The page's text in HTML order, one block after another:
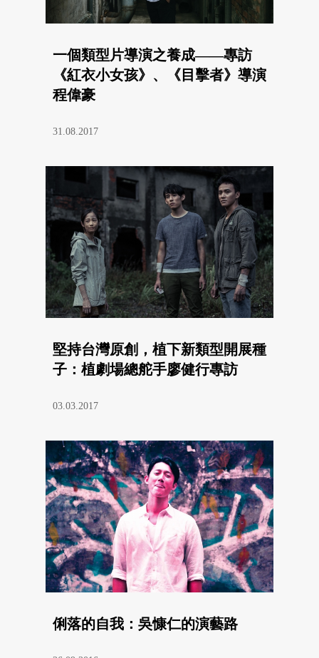
一個類型片導演之養成——專訪
《紅衣小女孩》、《目擊者》導演
程偉豪
31.08.2017
堅持台灣原創，植下新類型開展種
子：植劇場總舵手廖健行專訪
03.03.2017
俐落的自我：吳慷仁的演藝路